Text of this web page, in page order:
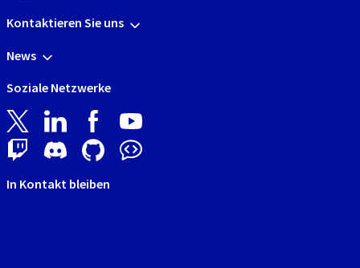
Kontaktieren Sie uns
News
Soziale Netzwerke
In Kontakt bleiben